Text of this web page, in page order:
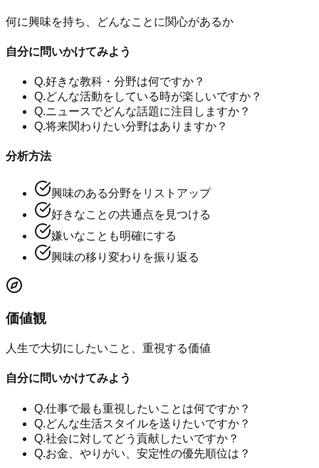
何に興味を持ち、どんなことに関心があるか
自分に問いかけてみよう
Q.好きな教科・分野は何ですか？
Q.どんな活動をしている時が楽しいですか？
Q.ニュースでどんな話題に注目しますか？
Q.将来関わりたい分野はありますか？
分析方法
興味のある分野をリストアップ
好きなことの共通点を見つける
嫌いなことも明確にする
興味の移り変わりを振り返る
価値観
人生で大切にしたいこと、重視する価値
自分に問いかけてみよう
Q.仕事で最も重視したいことは何ですか？
Q.どんな生活スタイルを送りたいですか？
Q.社会に対してどう貢献したいですか？
Q.お金、やりがい、安定性の優先順位は？